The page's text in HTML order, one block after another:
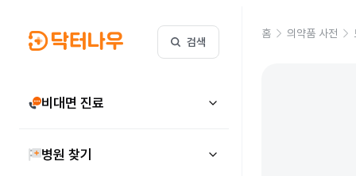
검색
비대면 진료
병원 찾기
홈 의약품 사전